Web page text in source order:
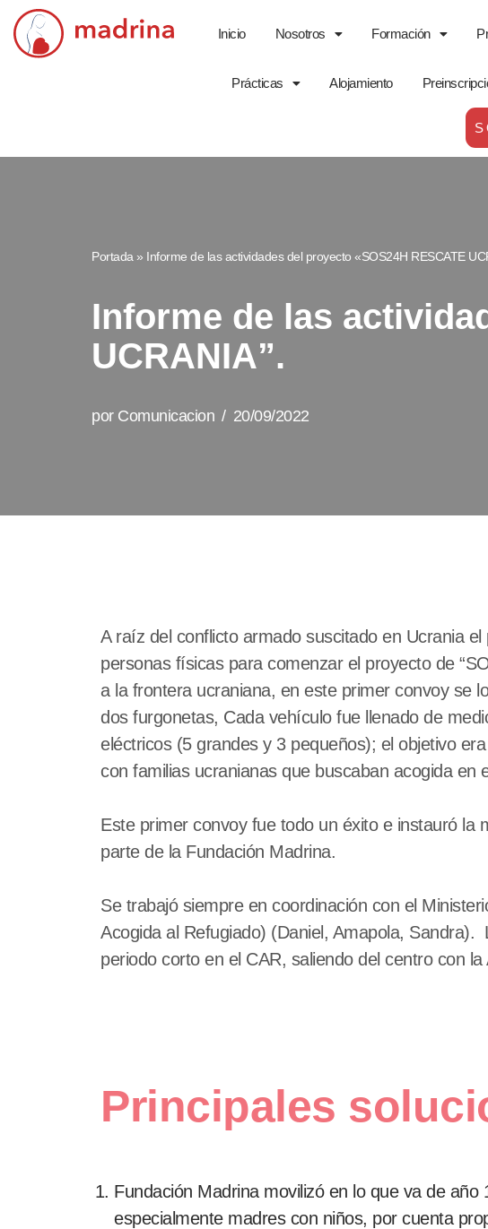
Saltar
Inicio Nosotros Formación
Prácticas Alojamiento
S
Portada » Informe de las actividades del proyecto «SOS24H RESCATE
Informe de las
UCRANIA”.
por Comunicacion 20/09/2022
A raíz del conflicto armado suscitado en Ucrania
personas físicas para comenzar el proyecto de
a la frontera ucraniana, en este primer convoy se
dos furgonetas, Cada vehículo fue llenado de
eléctricos (5 grandes y 3 pequeños); el objetivo
con familias ucranianas que buscaban acogida en
Este primer convoy fue todo un éxito e instauró la
parte de la Fundación Madrina.
Se trabajó siempre en coordinación con el
Acogida al Refugiado) (Daniel, Amapola,
periodo corto en el CAR, saliendo del centro con
Principales
Fundación Madrina movilizó en lo que va de
especialmente madres con niños, por cuenta